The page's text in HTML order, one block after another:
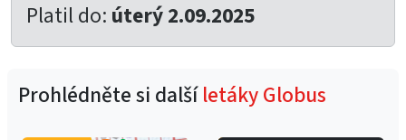
Platil do: úterý 2.09.2025
Prohlédněte si dalšíletáky Globus